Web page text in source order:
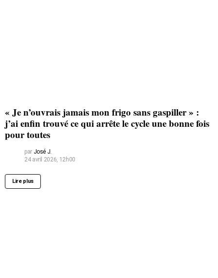
« Je n’ouvrais jamais mon frigo sans gaspiller » :
j’ai enfin trouvé ce qui arrête le cycle une bonne fois
pour toutes
par José J.
24 avril 2026, 12h00
Lire plus